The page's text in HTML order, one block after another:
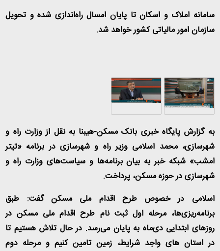
سامانه املاک و اسکان تا پایان امسال راه‌اندازی شده و تحویل
سازمان امور مالیاتی کشور خواهد شد.
به گزارش پایگاه خبری بانک مسکن-هیبنا به نقل از وزارت راه و
شهرسازی، محمد اسلامی وزیر راه و شهرسازی در برنامه «تیتر
امشب» شبکه خبر به بیان برنامه‌ها و سیاست‌های وزارت راه و
شهرسازی در حوزه مسکن، پرداخت.
اسلامی در خصوص طرح اقدام ملی مسکن گفت: طبق
برنامه‌ریزی‌ها، مرحله اول ثبت نام طرح اقدام ملی مسکن در
روزهای ابتدایی دی‌ماه به پایان می‌رسد. در حال تلاش هستیم تا
در استان های واجد شرایط، زمین تامین کنیم و مرحله دوم